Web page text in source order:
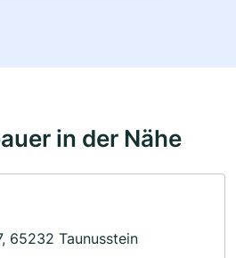
in der Nähe
65232 Taunusstein